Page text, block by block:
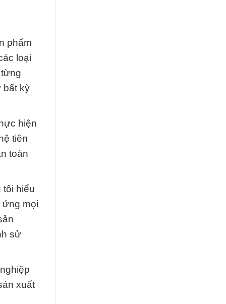
phẩm
loại
bất kỳ
hiện
tiên
toàn
tôi hiểu
ứng mọi
sử
xuất